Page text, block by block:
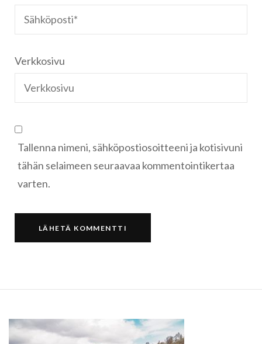
Verkkosivu
Tallenna nimeni, sähköpostiosoitteeni ja kotisivuni
tähän selaimeen seuraavaa kommentointikertaa
varten.